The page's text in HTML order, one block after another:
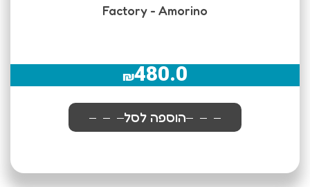
Factory - Amorino
₪480.0
הוספה לסל